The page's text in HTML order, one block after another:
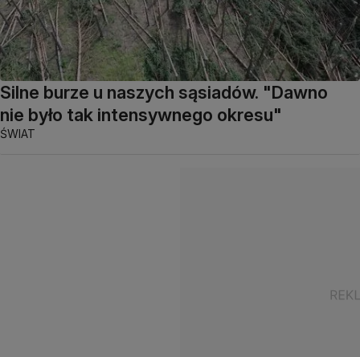
Silne burze u naszych sąsiadów. "Dawno
nie było tak intensywnego okresu"
ŚWIAT